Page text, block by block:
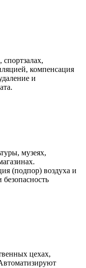
компенсация
и
музеях,
(подпор) воздуха и
цехах,